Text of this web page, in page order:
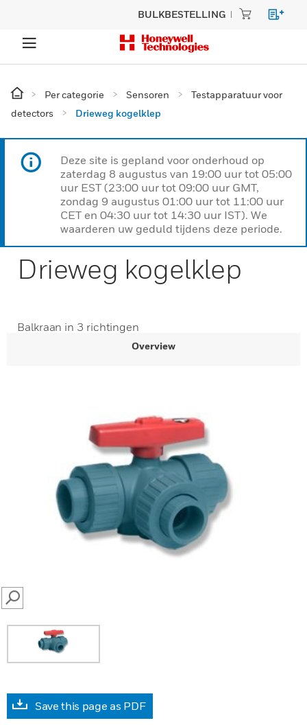
BULKBESTELLING
Per categorie Sensoren
Testapparatuur voor
detectors
Drieweg kogelklep
Deze site is gepland voor onderhoud op
zaterdag 8 augustus van 19:00 uur tot 05:00
uur EST (23:00 uur tot 09:00 uur GMT,
zondag 9 augustus 01:00 uur tot 11:00 uur
CET en 04:30 uur tot 14:30 uur IST). We
waarderen uw geduld tijdens deze periode.
Drieweg kogelklep
Balkraan in 3 richtingen
Overview
SEARCH
Save this page as PDF